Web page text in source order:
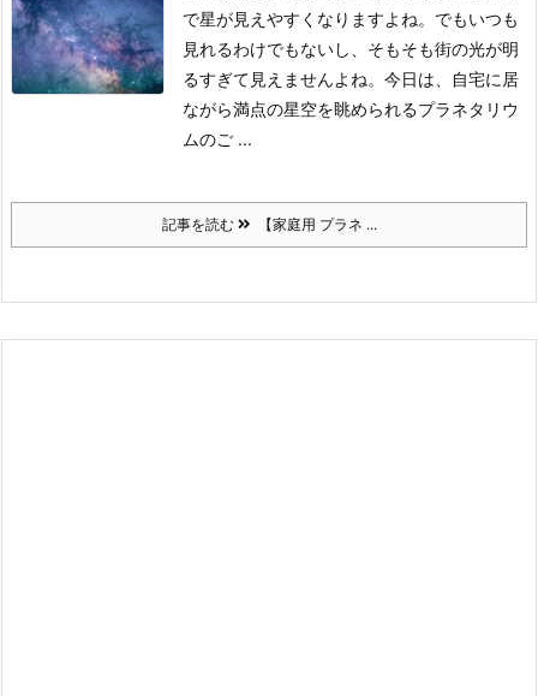
で星が見えやすくなりますよね。でもいつも
見れるわけでもないし、そもそも街の光が明
るすぎて見えませんよね。 今日は、自宅に居
ながら満点の星空を眺められるプラネタリウ
ムのご ...
記事を読む 【家庭用 プラネ ...